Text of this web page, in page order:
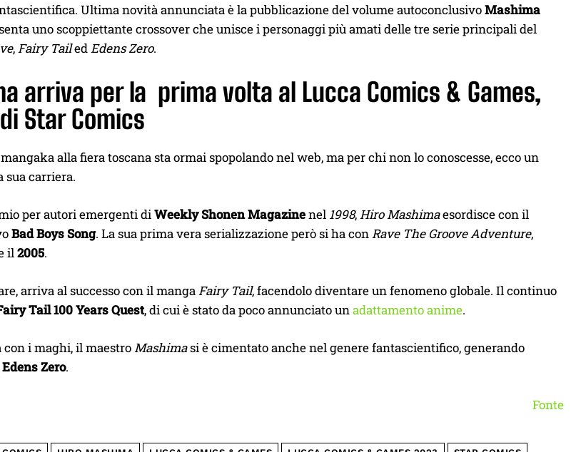
Ultima novità annunciata è la pubblicazione del volume autoconclusivoMashima
uno scoppiettante crossover che unisce i personaggi più amati delle tre serie principali del
, Fairy Tailed Edens Zero.
arriva per la prima volta al Lucca Comics & Games,
Star Comics
alla fiera toscana sta ormai spopolando nel web, ma per chi non lo conoscesse, ecco un
sua carriera.
per autori emergenti diWeekly Shonen Magazinenel 1998, Hiro Mashimaesordisce con il
Bad Boys Song. La sua prima vera serializzazione però si ha con Rave The Groove Adventure,
il2005.
arriva al successo con il manga Fairy Tail, facendolo diventare un fenomeno globale. Il continuo
Tail 100 Years Quest, di cui è stato da poco annunciato un adattamento anime.
con i maghi, il maestro Mashimasi è cimentato anche nel genere fantascientifico, generando
Edens Zero.
Fonte